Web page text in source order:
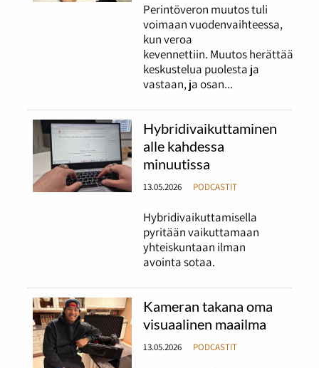
Perintöveron muutos tuli
voimaan vuodenvaihteessa,
kun veroa
kevennettiin. Muutos herättää
keskustelua puolesta ja
vastaan, ja osan...
Hybridivaikuttaminen
alle kahdessa
minuutissa
13.05.2026 PODCASTIT
Hybridivaikuttamisella
pyritään vaikuttamaan
yhteiskuntaan ilman
avointa sotaa.
Kameran takana oma
visuaalinen maailma
13.05.2026 PODCASTIT